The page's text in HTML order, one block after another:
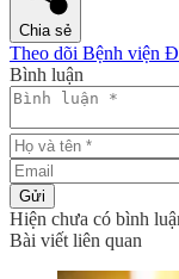
Chia sẻ
Theo dõi Bệnh viện
Bình luận
Gửi
Hiện chưa có bình
Bài viết liên quan